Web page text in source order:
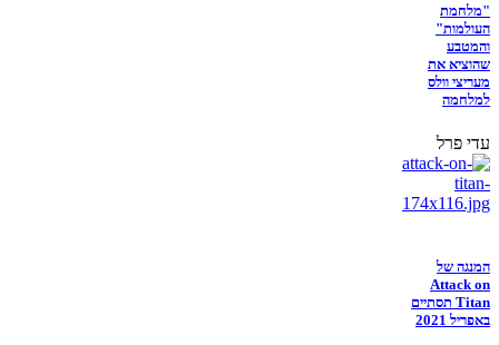
"מלחמת
העולמות"
והמטבע
שהוציא את
מעריצי וולס
למלחמה
עדי פרל
המנגה של
Attack on
Titan תסתיים
באפריל 2021